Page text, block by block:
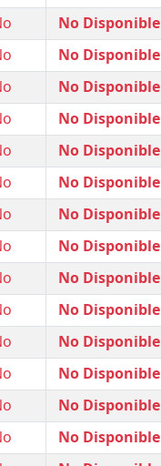
No Disponible
No Disponible
No Disponible
No Disponible
No Disponible
No Disponible
No Disponible
No Disponible
No Disponible
No Disponible
No Disponible
No Disponible
No Disponible
No Disponible